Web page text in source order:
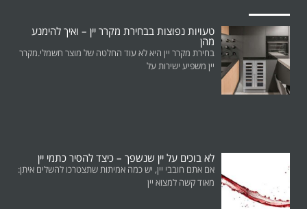
טעויות נפוצות בבחירת מקרר יין – ואיך להימנע
מהן
בחירת מקרר יין היא לא עוד החלטה של מוצר חשמלי.מקרר
יין משפיע ישירות על
לא בוכים על יין שנשפך – כיצד להסיר כתמי יין
אם אתם חובבי יין, יש כמה אמיתות שתצטרכו להשלים איתן:
מאוד קשה למצוא יין